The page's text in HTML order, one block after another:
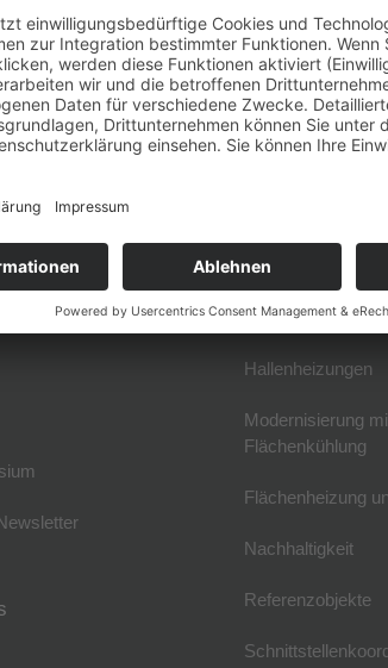
| Inbetriebnahme |
Nächster
Beitrag:
Grafik:
und Geschäftsstelle
Verbände und Links
Fachwissen
Deckenheizung
Hallenheizungen
Modernisierung
Flächenkühlung
Flächenheizung
Nachhaltigkeit
Referenzobjekte